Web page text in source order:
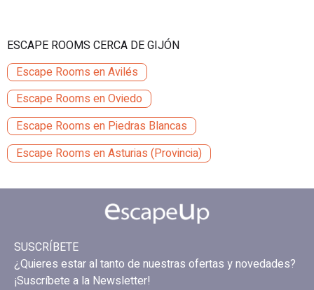
ESCAPE ROOMS CERCA DE GIJÓN
Escape Rooms en Avilés
Escape Rooms en Oviedo
Escape Rooms en Piedras Blancas
Escape Rooms en Asturias (Provincia)
SUSCRÍBETE
¿Quieres estar al tanto de nuestras ofertas y novedades?
¡Suscríbete a la Newsletter!